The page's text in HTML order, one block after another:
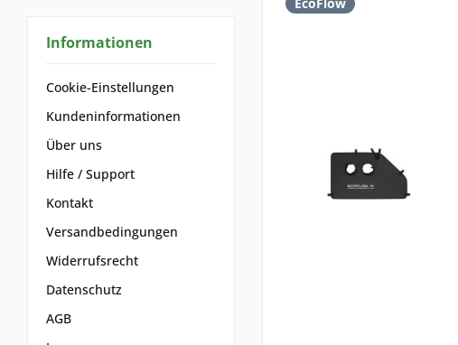
Informationen
Cookie-Einstellungen
Kundeninformationen
Über uns
Hilfe / Support
Kontakt
Versandbedingungen
Widerrufsrecht
Datenschutz
AGB
EcoFlow